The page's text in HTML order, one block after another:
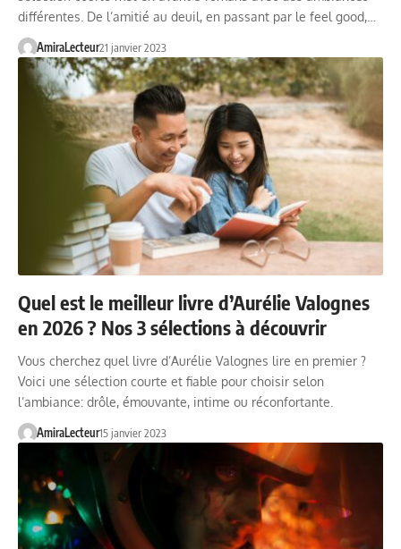
différentes. De l’amitié au deuil, en passant par le feel good,…
AmiraLecteur21 janvier 2023
Quel est le meilleur livre d’Aurélie Valognes
en 2026 ? Nos 3 sélections à découvrir
Vous cherchez quel livre d’Aurélie Valognes lire en premier ?
Voici une sélection courte et fiable pour choisir selon
l’ambiance: drôle, émouvante, intime ou réconfortante.
AmiraLecteur15 janvier 2023